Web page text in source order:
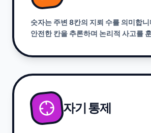
숫자는 주변 8칸의 지뢰 수를 의미합
안전한 칸을 추론하며 논리적 사고를
자기 통제